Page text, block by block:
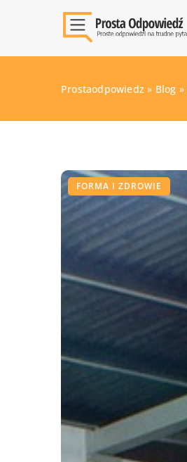
Prostaodpowiedz » Blog »
FORMA I ZDROWIE